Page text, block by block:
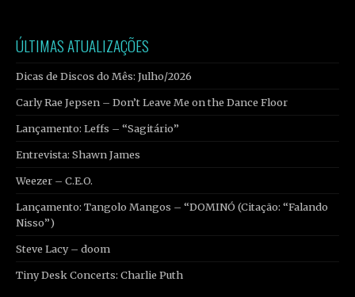
ÚLTIMAS ATUALIZAÇÕES
Dicas de Discos do Mês: Julho/2026
Carly Rae Jepsen – Don’t Leave Me on the Dance Floor
Lançamento: Leffs – “Sagitário”
Entrevista: Shawn James
Weezer – C.E.O.
Lançamento: Tangolo Mangos – “DOMINÓ (Citação: “Falando
Nisso”)
Steve Lacy – doom
Tiny Desk Concerts: Charlie Puth